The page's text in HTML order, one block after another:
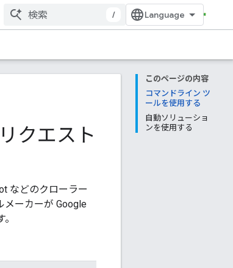
/
このページの内容
コマンドライン ツ
ールを使用する
自動ソリューショ
ンを使用する
クエスト
などのクローラー
メーカーが Google